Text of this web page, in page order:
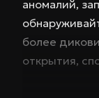
аномалий,
более
открытия,